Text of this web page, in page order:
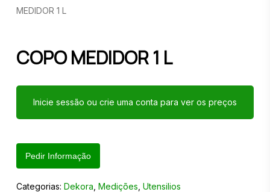
MEDIDOR 1 L
COPO MEDIDOR 1 L
Inicie sessão ou crie uma conta para ver os preços
Pedir Informação
Categorias: Dekora Medições Utensilios